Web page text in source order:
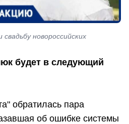
свадьбу новороссийских
будет в следующий
обратилась пара
об ошибке системы